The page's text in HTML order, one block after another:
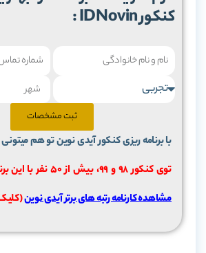
کنکور IDNovin :
ثبت مشخصات
با برنامه ریزی کنکور آیدی نوین تو هم
توی کنکور 98 و 99، بیش از ۵۰ نفر با این برنامه رتبه برتر شدند.
مشاهده کارنامه رتبه های برتر آیدی نوین